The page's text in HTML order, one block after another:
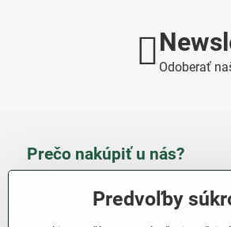
Odoberať
Prečo nakúpiť u nás?
Takmer 100 % spokojných
zákazníkov
Predvoľby